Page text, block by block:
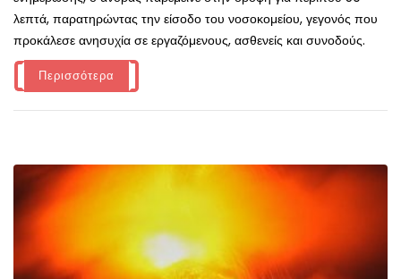
λεπτά, παρατηρώντας την είσοδο του νοσοκομείου, γεγονός που
προκάλεσε ανησυχία σε εργαζόμενους, ασθενείς και συνοδούς.
Περισσότερα